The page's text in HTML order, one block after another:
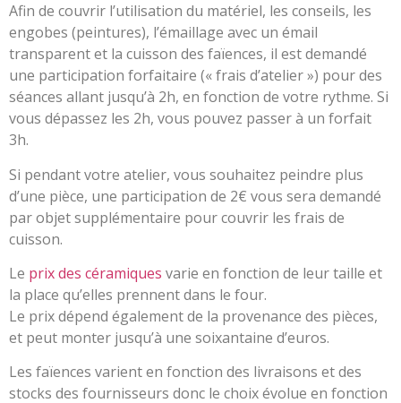
Afin de couvrir l’utilisation du matériel, les conseils, les
engobes (peintures), l’émaillage avec un émail
transparent et la cuisson des faïences, il est demandé
une participation forfaitaire (« frais d’atelier ») pour des
séances allant jusqu’à 2h, en fonction de votre rythme. Si
vous dépassez les 2h, vous pouvez passer à un forfait
3h.
Si pendant votre atelier, vous souhaitez peindre plus
d’une pièce, une participation de 2€ vous sera demandé
par objet supplémentaire pour couvrir les frais de
cuisson.
Le prix des céramiques varie en fonction de leur taille et
la place qu’elles prennent dans le four.
Le prix dépend également de la provenance des pièces,
et peut monter jusqu’à une soixantaine d’euros.
Les faïences varient en fonction des livraisons et des
stocks des fournisseurs donc le choix évolue en fonction